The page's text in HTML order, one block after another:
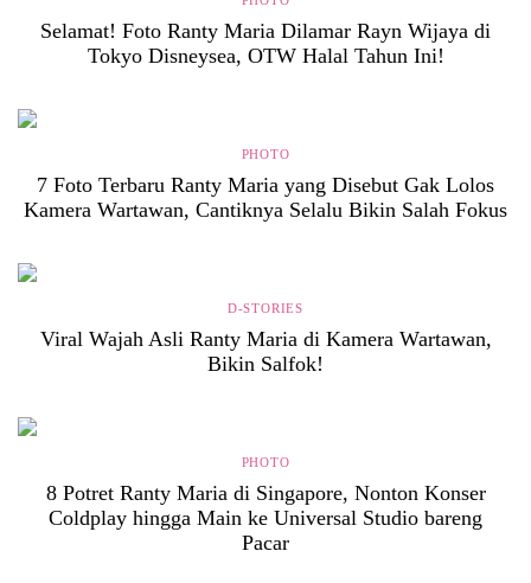
Selamat! Foto Ranty Maria Dilamar Rayn Wijaya di
Tokyo Disneysea, OTW Halal Tahun Ini!
PHOTO
7 Foto Terbaru Ranty Maria yang Disebut Gak Lolos
Kamera Wartawan, Cantiknya Selalu Bikin Salah Fokus
D-STORIES
Viral Wajah Asli Ranty Maria di Kamera Wartawan,
Bikin Salfok!
PHOTO
8 Potret Ranty Maria di Singapore, Nonton Konser
Coldplay hingga Main ke Universal Studio bareng
Pacar